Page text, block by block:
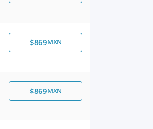
$869MXN
$869MXN